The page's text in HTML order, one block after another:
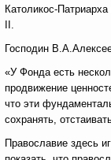
Католикос-
II.
Господин
«У Фонда есть
продвижение
что эти
сохранять,
Православие здесь